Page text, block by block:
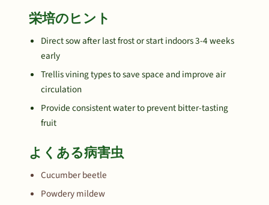
栄培のヒント
Direct sow after last frost or start indoors 3-4 weeks
early
Trellis vining types to save space and improve air
circulation
Provide consistent water to prevent bitter-tasting
fruit
よくある病害虫
Cucumber beetle
Powdery mildew